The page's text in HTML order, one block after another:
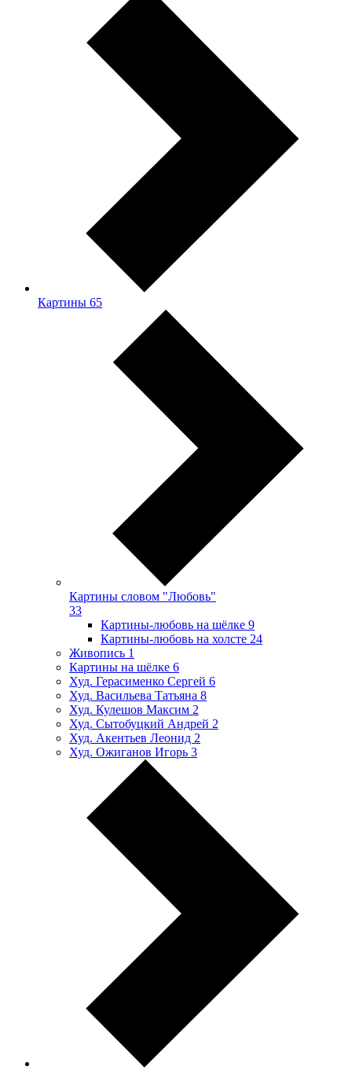
Картины 65
Картины словом "Любовь"
33
Картины-любовь на шёлке 9
Картины-любовь на холсте 24
Живопись 1
Картины на шёлке 6
Худ. Герасименко Сергей 6
Худ. Васильева Татьяна 8
Худ. Кулешов Максим 2
Худ. Сытобуцкий Андрей 2
Худ. Акентьев Леонид 2
Худ. Ожиганов Игорь 3